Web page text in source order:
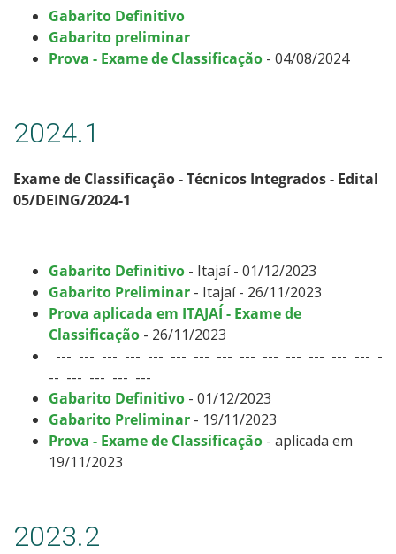
Gabarito Definitivo
Gabarito preliminar
Prova - Exame de Classificação - 04/08/2024
2024.1
Exame de Classificação - Técnicos Integrados - Edital
05/DEING/2024-1
Gabarito Definitivo - Itajaí - 01/12/2023
Gabarito Preliminar - Itajaí - 26/11/2023
Prova aplicada em ITAJAÍ - Exame de
Classificação - 26/11/2023
--- --- --- --- --- --- --- --- --- --- --- --- --- --- -
-- --- --- --- ---
Gabarito Definitivo - 01/12/2023
Gabarito Preliminar - 19/11/2023
Prova - Exame de Classificação - aplicada em
19/11/2023
2023.2